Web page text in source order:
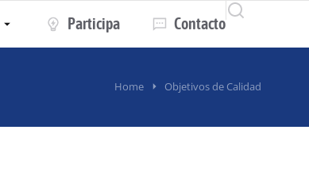
Participa Contacto
Home Objetivos de Calidad